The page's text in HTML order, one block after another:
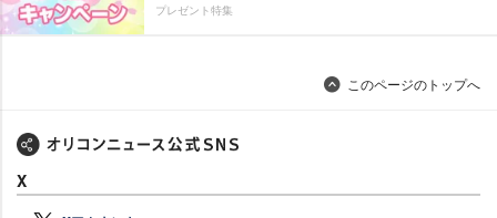
プレゼント特集
このページのトップへ
X